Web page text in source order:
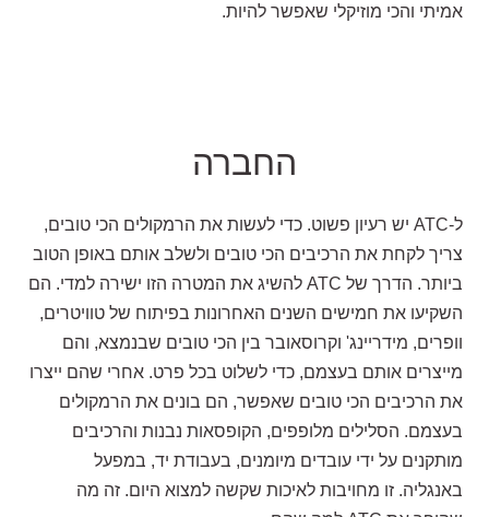
אמיתי והכי מוזיקלי שאפשר להיות.
החברה
ל-ATC יש רעיון פשוט. כדי לעשות את הרמקולים הכי טובים,
צריך לקחת את הרכיבים הכי טובים ולשלב אותם באופן הטוב
ביותר. הדרך של ATC להשיג את המטרה הזו ישירה למדי. הם
השקיעו את חמישים השנים האחרונות בפיתוח של טוויטרים,
וופרים, מידריינג' וקרוסאובר בין הכי טובים שבנמצא, והם
מייצרים אותם בעצמם, כדי לשלוט בכל פרט. אחרי שהם ייצרו
את הרכיבים הכי טובים שאפשר, הם בונים את הרמקולים
בעצמם. הסלילים מלופפים, הקופסאות נבנות והרכיבים
מותקנים על ידי עובדים מיומנים, בעבודת יד, במפעל
באנגליה. זו מחויבות לאיכות שקשה למצוא היום. זה מה